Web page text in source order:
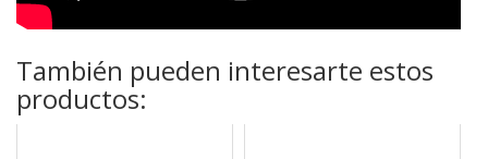
También pueden interesarte estos
productos: